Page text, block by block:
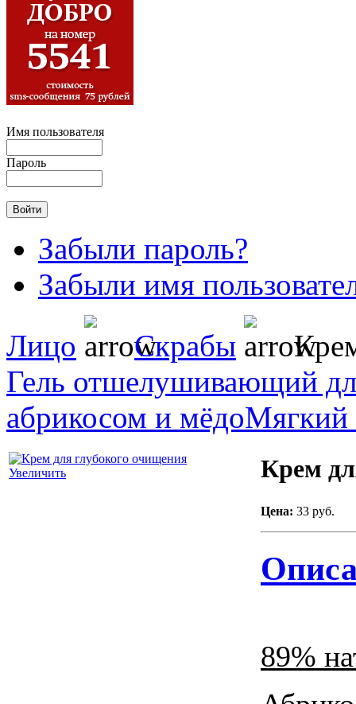
Имя пользователя
Пароль
Забыли пароль?
Забыли имя
Лицо
Скрабы
Гель отшелушивающий
абрикосом и мёдоМягкий
Увеличить Крем
Цена: 33 руб.
89%